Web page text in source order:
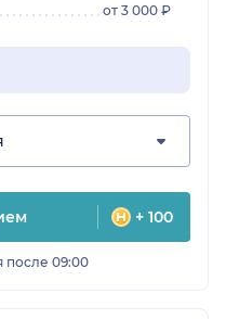
от 3 000 ₽
+ 100
после 09:00